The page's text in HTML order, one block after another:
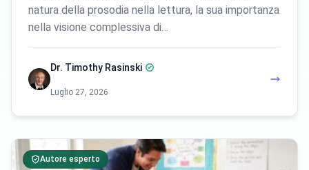
natura della prosodia nella lettura, la sua importanza
nella visione complessiva di…
Dr. Timothy Rasinski
Luglio 27, 2026
Autore esperto